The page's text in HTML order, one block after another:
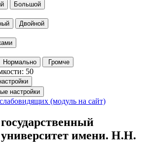
Большой
Двойной
Нормально Громче
50
настройки
(модуль на сайт)
имени. Н.Н.